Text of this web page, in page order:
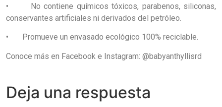
• No contiene químicos tóxicos, parabenos, siliconas,
conservantes artificiales ni derivados del petróleo.
• Promueve un envasado ecológico 100% reciclable.
Conoce más en Facebook e Instagram: @babyanthyllisrd
Deja una respuesta